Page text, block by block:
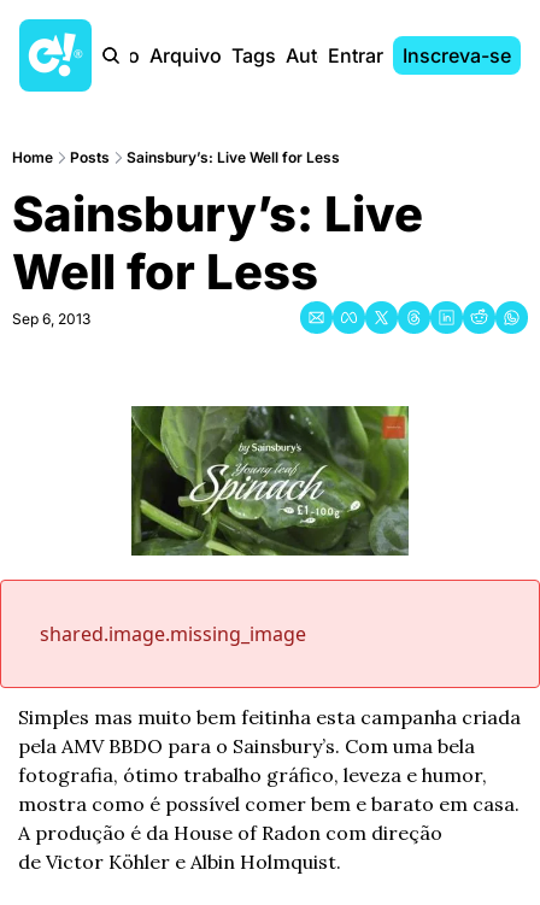
Início Arquivo Tags AutoresEntrar Inscreva-se
Home Posts Sainsbury’s: Live Well for Less
Sainsbury’s: Live
Well for Less
Sep 6, 2013
shared.image.missing_image
Simples mas muito bem feitinha esta campanha criada
pela AMV BBDO para o Sainsbury’s. Com uma bela
fotografia, ótimo trabalho gráfico, leveza e humor,
mostra como é possível comer bem e barato em casa.
A produção é da House of Radon com direção
de Victor Köhler e Albin Holmquist.